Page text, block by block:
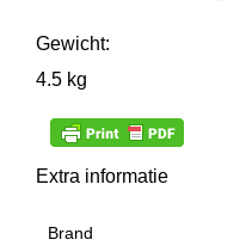
Gewicht:
4.5 kg
Extra informatie
Brand